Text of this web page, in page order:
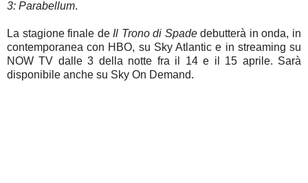
3: Parabellum.
La stagione finale deIl Trono di Spadedebutterà in onda, in
contemporanea con HBO, su Sky Atlantic e in streaming su
NOW TV dalle 3 della notte fra il 14 e il 15 aprile. Sarà
disponibile anche su Sky On Demand.